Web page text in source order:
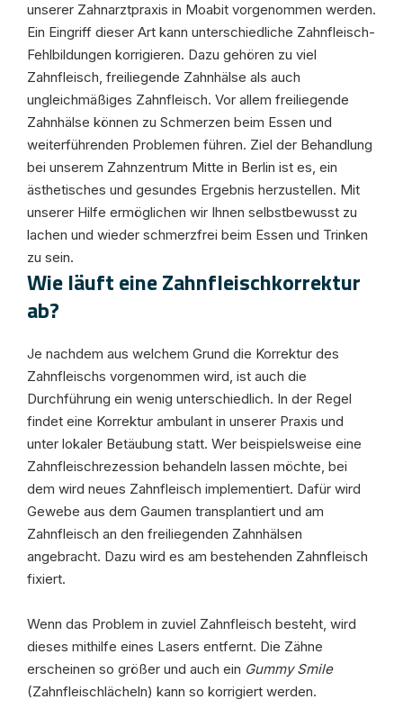
unserer Zahnarztpraxis in Moabit vorgenommen werden.
Ein Eingriff dieser Art kann unterschiedliche Zahnfleisch-
Fehlbildungen korrigieren. Dazu gehören zu viel
Zahnfleisch, freiliegende Zahnhälse als auch
ungleichmäßiges Zahnfleisch. Vor allem freiliegende
Zahnhälse können zu Schmerzen beim Essen und
weiterführenden Problemen führen. Ziel der Behandlung
bei unserem Zahnzentrum Mitte in Berlin ist es, ein
ästhetisches und gesundes Ergebnis herzustellen. Mit
unserer Hilfe ermöglichen wir Ihnen selbstbewusst zu
lachen und wieder schmerzfrei beim Essen und Trinken
zu sein.
Wie läuft eine Zahnfleischkorrektur
ab?
Je nachdem aus welchem Grund die Korrektur des
Zahnfleischs vorgenommen wird, ist auch die
Durchführung ein wenig unterschiedlich. In der Regel
findet eine Korrektur ambulant in unserer Praxis und
unter lokaler Betäubung statt. Wer beispielsweise eine
Zahnfleischrezession behandeln lassen möchte, bei
dem wird neues Zahnfleisch implementiert. Dafür wird
Gewebe aus dem Gaumen transplantiert und am
Zahnfleisch an den freiliegenden Zahnhälsen
angebracht. Dazu wird es am bestehenden Zahnfleisch
fixiert.
Wenn das Problem in zuviel Zahnfleisch besteht, wird
dieses mithilfe eines Lasers entfernt. Die Zähne
erscheinen so größer und auch ein Gummy Smile
(Zahnfleischlächeln) kann so korrigiert werden.